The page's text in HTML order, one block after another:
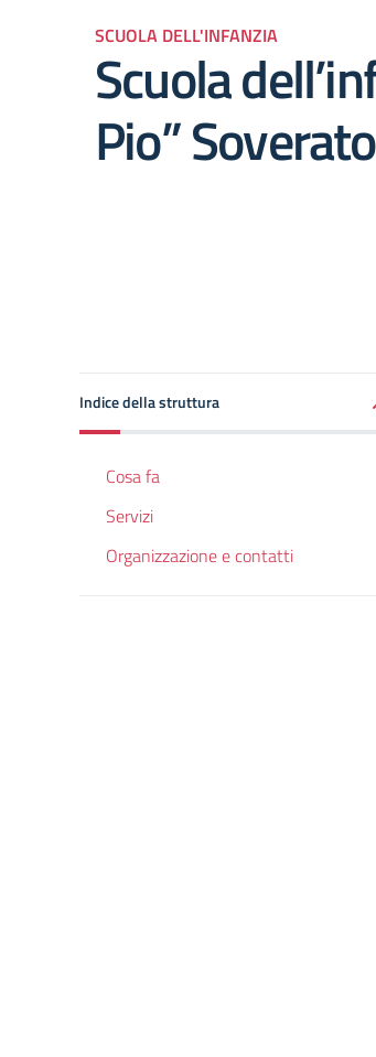
SCUOLA DELL'INFANZIA
Scuola
Pio” Soverato
Indice della struttura
Cosa fa
Servizi
Organizzazione e contatti